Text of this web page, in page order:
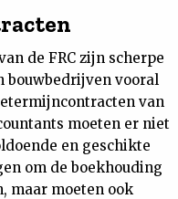
de FRC zijn scherpe
bouwbedrijven vooral
van
moeten er niet
en geschikte
om de boekhouding
maar moeten ook